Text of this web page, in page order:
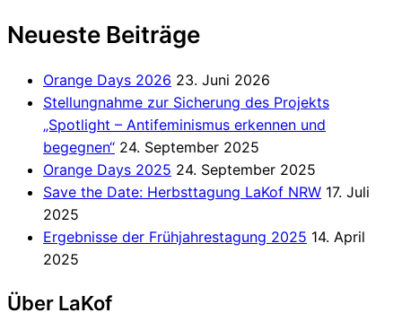
Neueste Beiträge
Orange Days 2026 23. Juni 2026
Stellungnahme zur Sicherung des Projekts
„Spotlight – Antifeminismus erkennen und
begegnen“ 24. September 2025
Orange Days 2025 24. September 2025
Save the Date: Herbsttagung LaKof NRW 17. Juli
2025
Ergebnisse der Frühjahrestagung 2025 14. April
2025
Über LaKof